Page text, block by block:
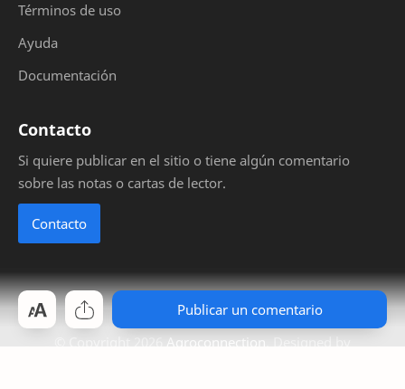
Publicar un comentario
Términos de uso
Ayuda
Documentación
Contacto
Si quiere publicar en el sitio o tiene algún comentario
sobre las notas o cartas de lector.
Contacto
© Copyright2026 Agroconnection. Designed by